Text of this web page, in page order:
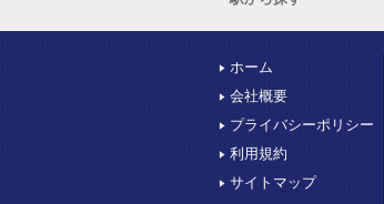
ホーム
会社概要
プライバシーポリシー
利用規約
サイトマップ